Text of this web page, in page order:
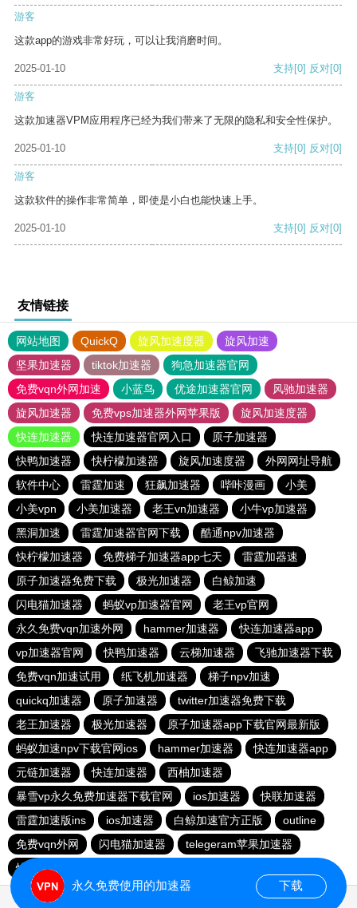
游客
这款app的游戏非常好玩，可以让我消磨时间。
2025-01-10 支持[0] 反对[0]
游客
这款加速器VPM应用程序已经为我们带来了无限的隐私和安全性保护。
2025-01-10 支持[0] 反对[0]
游客
这款软件的操作非常简单，即使是小白也能快速上手。
2025-01-10 支持[0] 反对[0]
友情链接
网站地图 QuickQ 旋风加速度器
旋风加速
坚果加速器
tiktok加速器
狗急加速器官网
免费vqn外网加速
小蓝鸟 优途加速器官网
风驰加速器
旋风加速器
免费vps加速器外网苹果版
旋风加速度器
快连加速器
快连加速器官网入口
原子加速器
快鸭加速器
快柠檬加速器 旋风加速度器
外网网址导航
软件中心
雷霆加速 狂飙加速器 哔咔漫画
小美
小美vpn
小美加速器 老王vn加速器
小牛vp加速器
黑洞加速
雷霆加速器官网下载
酷通npv加速器
快柠檬加速器
免费梯子加速器app七天
雷霆加器速
原子加速器免费下载
极光加速器
白鲸加速
闪电猫加速器
蚂蚁vp加速器官网
老王vp官网
永久免费vqn加速外网
hammer加速器
快连加速器app
vp加速器官网
快鸭加速器 云梯加速器
飞驰加速器下载
免费vqn加速试用
纸飞机加速器
梯子npv加速
quickq加速器
原子加速器
twitter加速器免费下载
老王加速器
极光加速器
原子加速器app下载官网最新版
蚂蚁加速npv下载官网ios
hammer加速器
快连加速器app
元链加速器
快连加速器
西柚加速器
暴雪vp永久免费加速器下载官网
ios加速器
快联加速器
雷霆加速版ins
ios加速器 白鲸加速官方正版
outline
免费vqn外网
闪电猫加速器
telegeram苹果加速器
快连lets加速器
永久免费使用的加速器 下载